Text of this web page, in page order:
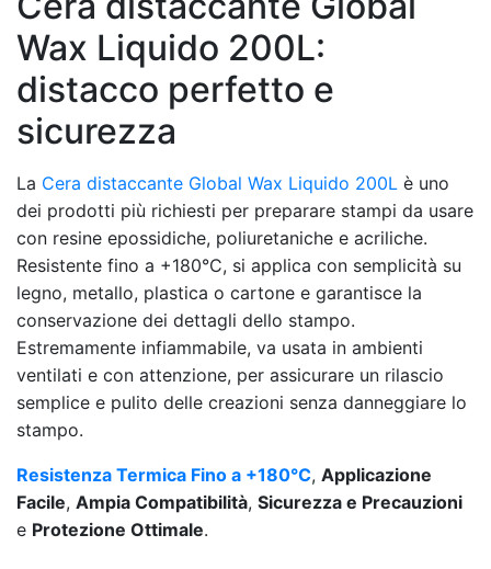
Wax Liquido 200L:
distacco perfetto e
sicurezza
La Cera distaccante Global Wax Liquido 200L è uno
dei prodotti più richiesti per preparare stampi da usare
con resine epossidiche, poliuretaniche e acriliche.
Resistente fino a +180°C, si applica con semplicità su
legno, metallo, plastica o cartone e garantisce la
conservazione dei dettagli dello stampo.
Estremamente infiammabile, va usata in ambienti
ventilati e con attenzione, per assicurare un rilascio
semplice e pulito delle creazioni senza danneggiare lo
stampo.
Resistenza Termica Fino a +180°C, Applicazione
Facile, Ampia Compatibilità, Sicurezza e Precauzioni
e Protezione Ottimale.